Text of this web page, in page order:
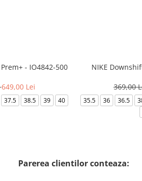
- IO4842-500
649,00 Lei
37.5 38.5 39 40
NIKE
369,00
35.5 36 36.5
Parerea clientilor conteaza: